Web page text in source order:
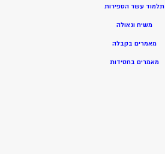
תלמוד עשר הספירות
משיח וגאולה
מאמרים בקבלה
מאמרים בחסידות